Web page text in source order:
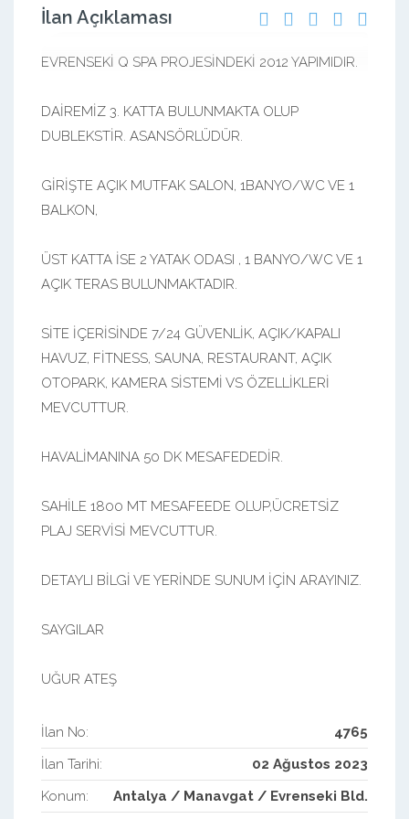
İlan Açıklaması
EVRENSEKİ Q SPA PROJESİNDEKİ 2012 YAPIMIDIR.
DAİREMİZ 3. KATTA BULUNMAKTA OLUP
DUBLEKSTİR. ASANSÖRLÜDÜR.
GİRİŞTE AÇIK MUTFAK SALON, 1BANYO/WC VE 1
BALKON,
ÜST KATTA İSE 2 YATAK ODASI , 1 BANYO/WC VE 1
AÇIK TERAS BULUNMAKTADIR.
SİTE İÇERİSİNDE 7/24 GÜVENLİK, AÇIK/KAPALI
HAVUZ, FİTNESS, SAUNA, RESTAURANT, AÇIK
OTOPARK, KAMERA SİSTEMİ VS ÖZELLİKLERİ
MEVCUTTUR.
HAVALİMANINA 50 DK MESAFEDEDİR.
SAHİLE 1800 MT MESAFEEDE OLUP,ÜCRETSİZ
PLAJ SERVİSİ MEVCUTTUR.
DETAYLI BİLGİ VE YERİNDE SUNUM İÇİN ARAYINIZ.
SAYGILAR
UĞUR ATEŞ
İlan No:
4765
İlan Tarihi:
02 Ağustos 2023
Konum:
Antalya / Manavgat / Evrenseki Bld.